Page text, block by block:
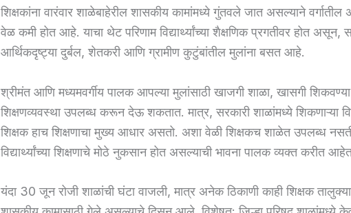
शिक्षकांना वारंवार शाळेबाहेरील शासकीय कामांमध्ये गुंतवले जात असल्याने वर्गातील
वेळ कमी होत आहे. याचा थेट परिणाम विद्यार्थ्यांच्या शैक्षणिक प्रगतीवर होत असून,
आर्थिकदृष्ट्या दुर्बल, शेतकरी आणि ग्रामीण कुटुंबांतील मुलांना बसत आहे.
श्रीमंत आणि मध्यमवर्गीय पालक आपल्या मुलांसाठी खाजगी शाळा, खासगी शिकवण्या
शिक्षणव्यवस्था उपलब्ध करून देऊ शकतात. मात्र, सरकारी शाळांमध्ये शिकणाऱ्या
शिक्षक हाच शिक्षणाचा मुख्य आधार असतो. अशा वेळी शिक्षकच शाळेत उपलब्ध
विद्यार्थ्यांच्या शिक्षणाचे मोठे नुकसान होत असल्याची भावना पालक व्यक्त करीत
यंदा 30 जून रोजी शाळांची घंटा वाजली, मात्र अनेक ठिकाणी काही शिक्षक